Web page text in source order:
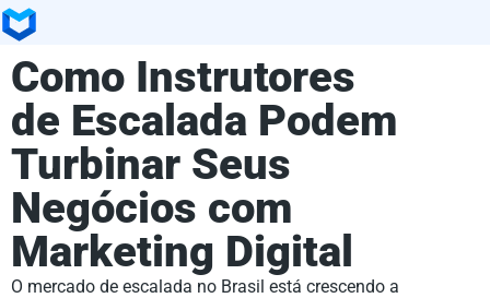
Como Instrutores
de Escalada Podem
Turbinar Seus
Negócios com
Marketing Digital
O mercado de escalada no Brasil está crescendo a